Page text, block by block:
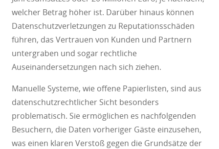
welcher Betrag höher ist. Darüber hinaus können
Datenschutzverletzungen zu Reputationsschäden
führen, das Vertrauen von Kunden und Partnern
untergraben und sogar rechtliche
Auseinandersetzungen nach sich ziehen.
Manuelle Systeme, wie offene Papierlisten, sind aus
datenschutzrechtlicher Sicht besonders
problematisch. Sie ermöglichen es nachfolgenden
Besuchern, die Daten vorheriger Gäste einzusehen,
was einen klaren Verstoß gegen die Grundsätze der